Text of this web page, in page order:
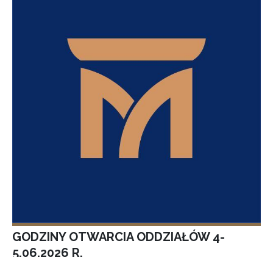
GODZINY OTWARCIA ODDZIAŁÓW 4-
5.06.2026 R.